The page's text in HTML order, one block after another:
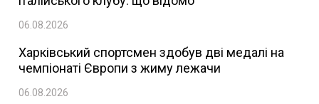
06.08.2026
Харківський спортсмен здобув дві медалі на
чемпіонаті Європи з жиму лежачи
06.08.2026